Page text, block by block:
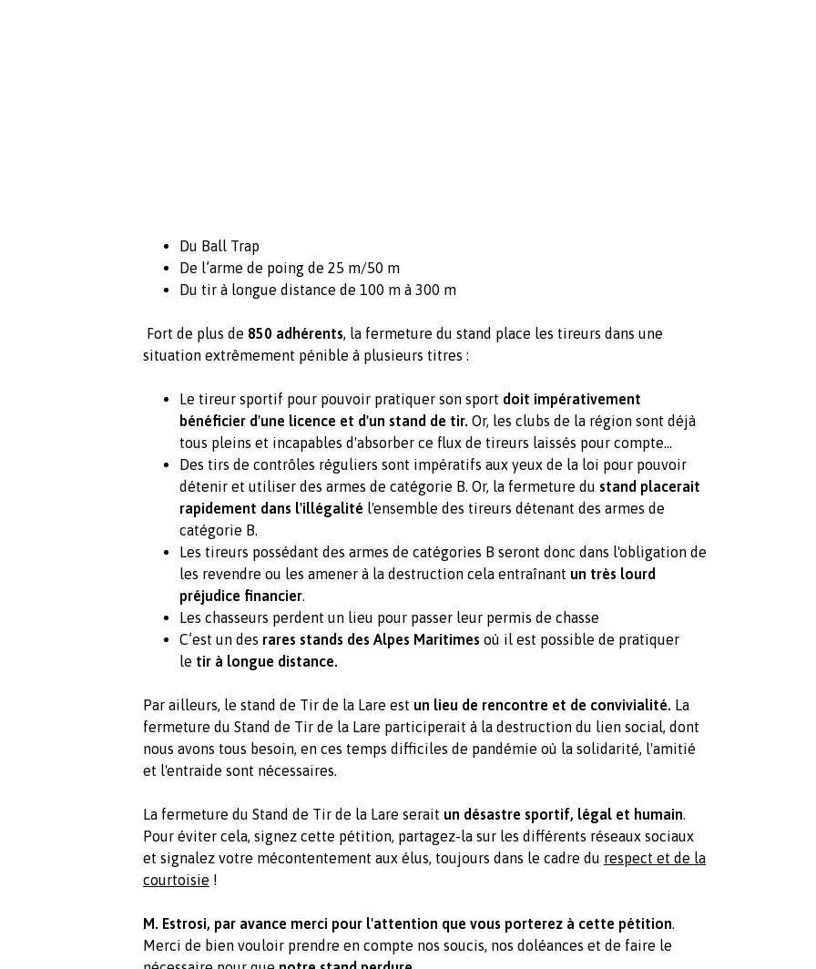
Du Ball Trap
De l’arme de poing de 25 m/50 m
Du tir à longue distance de 100 m à 300 m
Fort de plus de 850 adhérents, la fermeture du stand place les tireurs dans une
situation extrêmement pénible à plusieurs titres :
Le tireur sportif pour pouvoir pratiquer son sport doit impérativement
bénéficier d'une licence et d'un stand de tir. Or, les clubs de la région sont déjà
tous pleins et incapables d'absorber ce flux de tireurs laissés pour compte…
Des tirs de contrôles réguliers sont impératifs aux yeux de la loi pour pouvoir
détenir et utiliser des armes de catégorie B. Or, la fermeture du stand placerait
rapidement dans l'illégalité l'ensemble des tireurs détenant des armes de
catégorie B.
Les tireurs possédant des armes de catégories B seront donc dans l'obligation de
les revendre ou les amener à la destruction cela entraînant un très lourd
préjudice financier.
Les chasseurs perdent un lieu pour passer leur permis de chasse
C’est un des rares stands des Alpes Maritimes où il est possible de pratiquer
le tir à longue distance.
Par ailleurs, le stand de Tir de la Lare est un lieu de rencontre et de convivialité. La
fermeture du Stand de Tir de la Lare participerait à la destruction du lien social, dont
nous avons tous besoin, en ces temps difficiles de pandémie où la solidarité, l'amitié
et l'entraide sont nécessaires.
La fermeture du Stand de Tir de la Lare serait un désastre sportif, légal et humain.
Pour éviter cela, signez cette pétition, partagez-la sur les différents réseaux sociaux
et signalez votre mécontentement aux élus, toujours dans le cadre du respect et de la
courtoisie !
M. Estrosi, par avance merci pour l'attention que vous porterez à cette pétition.
Merci de bien vouloir prendre en compte nos soucis, nos doléances et de faire le